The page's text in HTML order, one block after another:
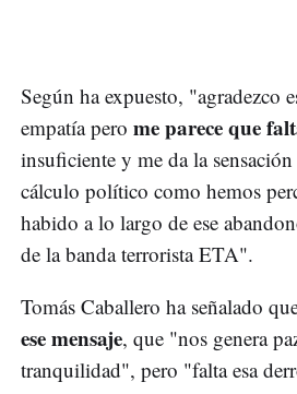
Según ha expuesto, "agradezco
empatía pero me parece que
insuficiente y me da la
cálculo político como hemos
habido a lo largo de ese
de la banda terrorista ETA".
Tomás Caballero ha señalado
ese mensaje, que "nos genera
tranquilidad", pero "falta esa